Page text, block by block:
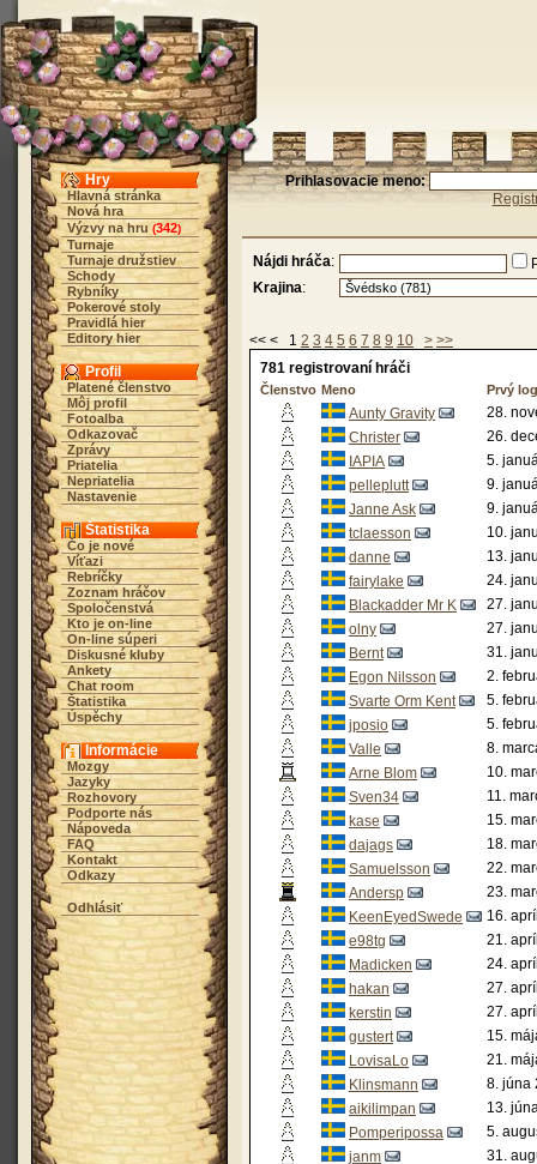
Hry
Hlavná stránka
Nová hra
Výzvy na hru (342)
Turnaje
Turnaje družstiev
Schody
Rybníky
Pokerové stoly
Pravidlá hier
Editory hier
Profil
Platené členstvo
Môj profil
Fotoalba
Odkazovač
Zprávy
Priatelia
Nepriatelia
Nastavenie
Štatistika
Čo je nové
Víťazi
Rebríčky
Zoznam hráčov
Spoločenstvá
Kto je on-line
On-line súperi
Diskusné kluby
Ankety
Chat room
Štatistika
Úspěchy
Informácie
Mozgy
Jazyky
Rozhovory
Podporte nás
Nápoveda
FAQ
Kontakt
Odkazy
Odhlásiť
Prihlasovacie meno:
Nájdi hráča:
Krajina:
<< < 1 2 3 4 5 6 7 8 9 10 > >>
781 registrovaní hráči
Členstvo Meno Prvý
Aunty Gravity
28.
Christer
26.
IAPIA
5.
pelleplutt
9.
Janne Ask
9.
tclaesson
10.
danne
13.
fairylake
24.
Blackadder Mr K
27.
olny
27.
Bernt
31.
Egon Nilsson
2.
Svarte Orm Kent
5.
jposio
5.
Valle
8.
Arne Blom
10.
Sven34
11.
kase
15.
dajags
18.
Samuelsson
22.
Andersp
23.
KeenEyedSwede
16.
e98tg
21.
Madicken
24.
hakan
27.
kerstin
27.
gustert
15.
LovisaLo
21.
Klinsmann
8. júna
aikilimpan
13.
Pomperipossa
5.
janm
31.